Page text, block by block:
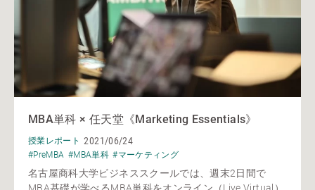
MBA単科 × 任天堂《Marketing Essentials》
授業レポート 2021/06/24
#PreMBA #MBA単科 #マーケティング
名古屋商科大学ビジネススクールでは、週末2日間で
MBA基礎が学べるMBA単科をオンライン（Live Virtual）